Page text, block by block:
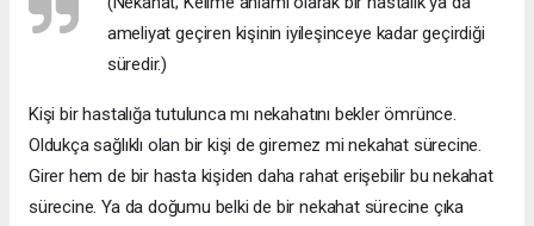
ameliyat geçiren kişinin iyileşinceye kadar geçirdiği
süredir.)
Kişi bir hastalığa tutulunca mı nekahatını bekler ömrünce.
Oldukça sağlıklı olan bir kişi de giremez mi nekahat sürecine.
Girer hem de bir hasta kişiden daha rahat erişebilir bu nekahat
sürecine. Ya da doğumu belki de bir nekahat sürecine çıka